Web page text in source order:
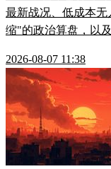
最新战况、低成本
缩"的政治算盘，以
2026-08-07 11:38